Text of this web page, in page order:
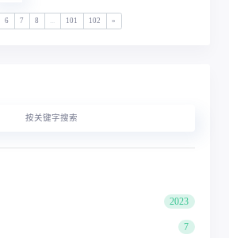
6 7 8 101 102 »
2023
7